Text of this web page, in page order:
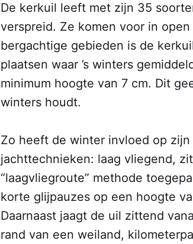
De kerkuil leeft met zijn 35
verspreid. Ze komen voor in
bergachtige gebieden is de
plaatsen waar ’s winters
minimum hoogte van 7 cm. Dit
winters houdt.
Zo heeft de winter invloed op
jachttechnieken: laag vliegend,
“laagvliegroute” methode
korte glijpauzes op een hoogte
Daarnaast jaagt de uil zittend
rand van een weiland,